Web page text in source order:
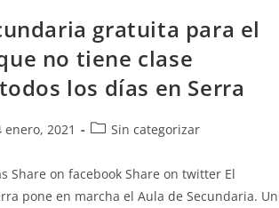
gratuita para el
no tiene clase
los días en Serra
enero, 2021 Sin categorizar
Share on facebook Share on twitter El
pone en marcha el Aula de Secundaria. Un